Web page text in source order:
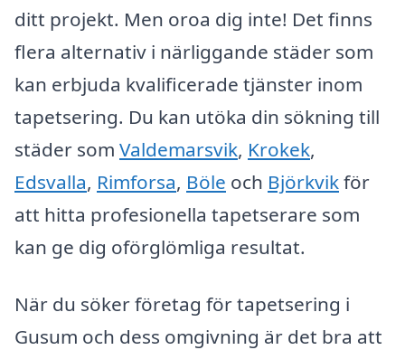
ditt projekt. Men oroa dig inte! Det finns
flera alternativ i närliggande städer som
kan erbjuda kvalificerade tjänster inom
tapetsering. Du kan utöka din sökning till
städer som Valdemarsvik, Krokek,
Edsvalla, Rimforsa, Böle och Björkvikför
att hitta profesionella tapetserare som
kan ge dig oförglömliga resultat.
När du söker företag för tapetsering i
Gusum och dess omgivning är det bra att